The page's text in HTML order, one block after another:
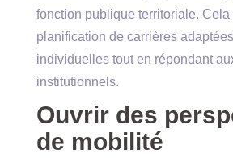
fonction publique territoriale. Cela
planification de carrières
individuelles tout en répondant
institutionnels.
Ouvrir des
de mobilité